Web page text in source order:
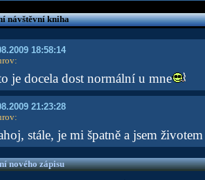
návštěvní kniha
18:58:14
:
je docela dost normální u mne
21:23:28
:
stále, je mi špatně a jsem
nového zápisu